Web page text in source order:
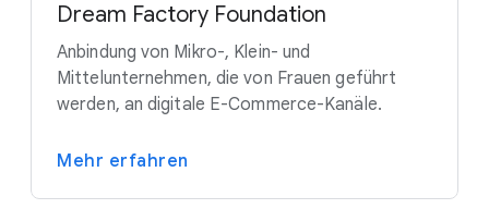
Dream Factory Foundation
Anbindung von Mikro-, Klein- und
Mittelunternehmen, die von Frauen geführt
werden, an digitale E-Commerce-Kanäle.
Mehr erfahren